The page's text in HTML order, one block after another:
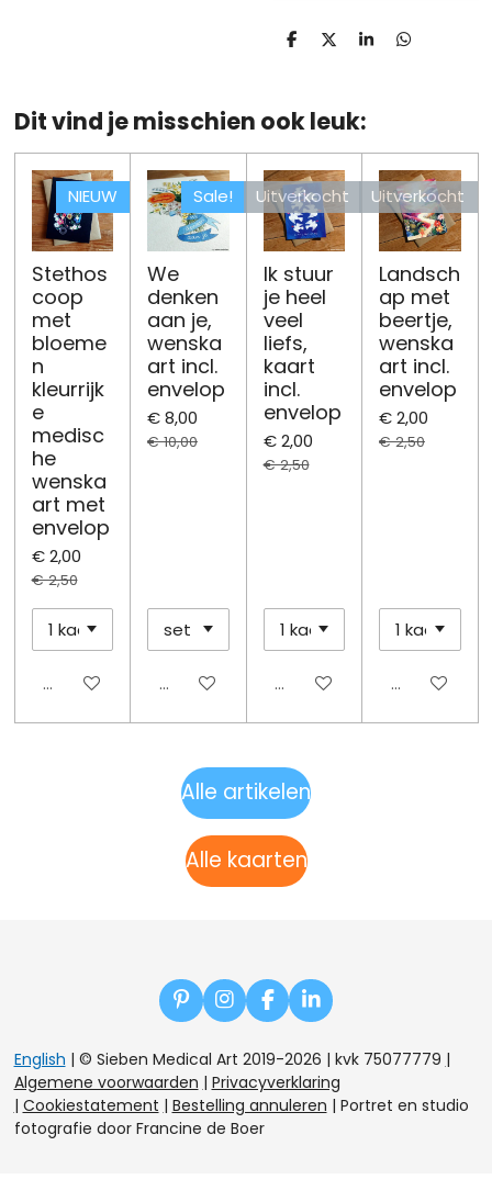
D
n
D S
e
D
Dit vind je misschien ook leuk:
NIEUW
Stethos
coop
met
bloeme
n
kleurrijk
e
medisc
he
wenska
art met
envelop
€ 2,00
€ 2,50
Uitgeschakeld
Sale!
We
denken
aan je,
wenska
art incl.
envelop
€ 8,00
€ 10,00
Uitgeschakeld
Uitverkocht
Ik stuur
je heel
veel
liefs,
kaart
incl.
envelop
€ 2,00
€ 2,50
Uitgeschakeld
Uitverkocht
Landsch
ap met
beertje,
wenska
art incl.
envelop
€ 2,00
€ 2,50
Alle artikelen
Alle kaarten
P
i
n
t
e
r
e
I
n
t
a
g
r
F
a
c
e
b
o
L
i
n
k
e
d
English | © Sieben Medical Art 2019-2026 | kvk 75077779 |
Algemene voorwaarden | Privacyverklaring
| Cookiestatement | Bestelling annuleren | Portret en studio
fotografie door Francine de Boer